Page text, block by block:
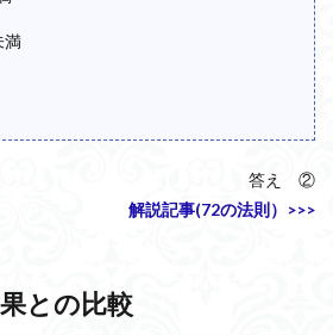
満
答え ②
解説記事(72の法則）>>>
との比較